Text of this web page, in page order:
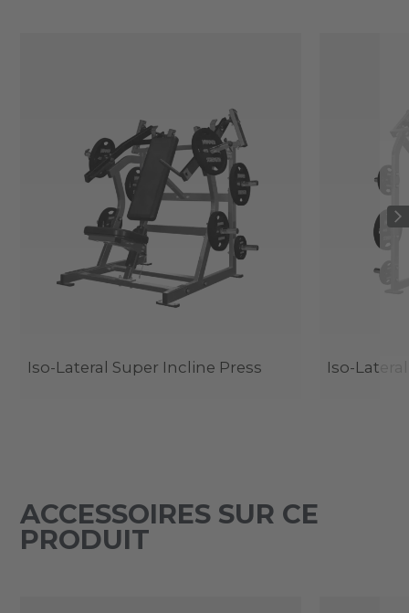
Iso-Lateral Super Incline Press Iso-
ACCESSOIRES SUR CE
PRODUIT